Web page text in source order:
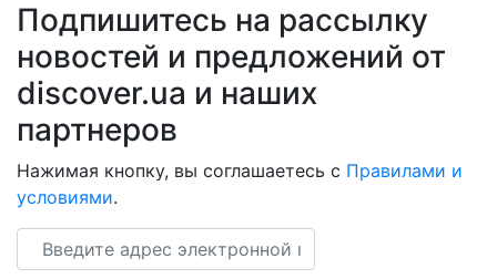
Подпишитесь на рассылку
новостей и предложений от
discover.ua и наших
партнеров
Нажимая кнопку, вы соглашаетесь с Правилами и
условиями.
Email